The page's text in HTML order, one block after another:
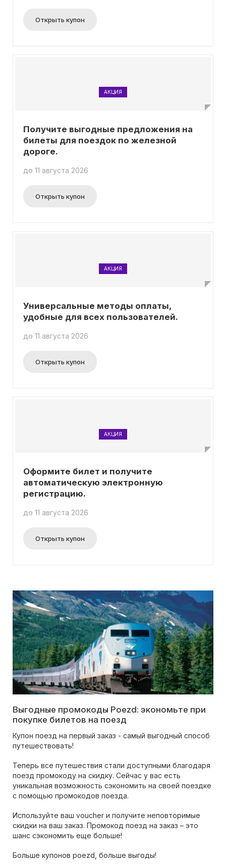
Открыть купон
АКЦИЯ
Получите выгодные предложения на
билеты для поездок по железной
дороге.
до 11 августа 2026
Открыть купон
АКЦИЯ
Универсальные методы оплаты,
удобные для всех пользователей.
до 11 августа 2026
Открыть купон
АКЦИЯ
Оформите билет и получите
автоматическую электронную
регистрацию.
до 11 августа 2026
Открыть купон
Выгодные промокоды Poezd: экономьте при
покупке билетов на поезд
Купон поезд на первый заказ - самый выгодный способ
путешествовать!
Теперь все путешествия стали доступными благодаря
поезд промокоду на скидку. Сейчас у вас есть
уникальная возможность сэкономить на своей поездке
с помощью промокодов поезда.
Используйте ваш voucher и получите неповторимые
скидки на ваш заказ. Промокод поезд на заказ – это
шанс сэкономить еще больше!
Больше купонов poezd, больше выгоды!